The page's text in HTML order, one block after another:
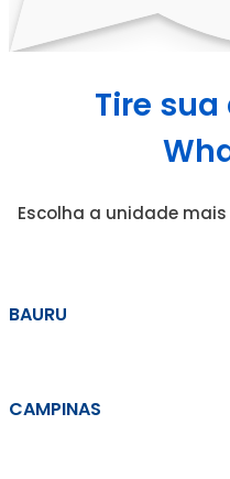
Tire
Escolha a unidade
BAURU
CAMPINAS